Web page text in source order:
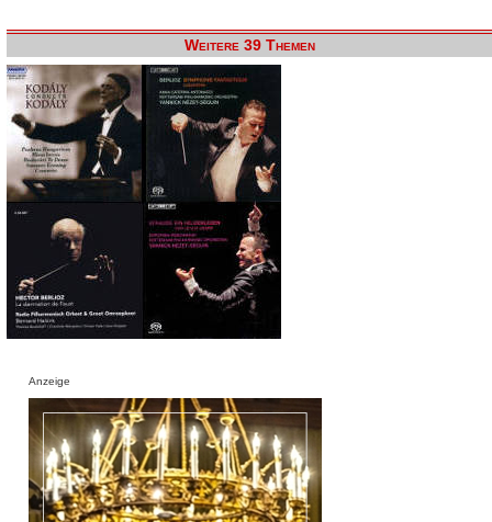
Weitere 39 Themen
Anzeige